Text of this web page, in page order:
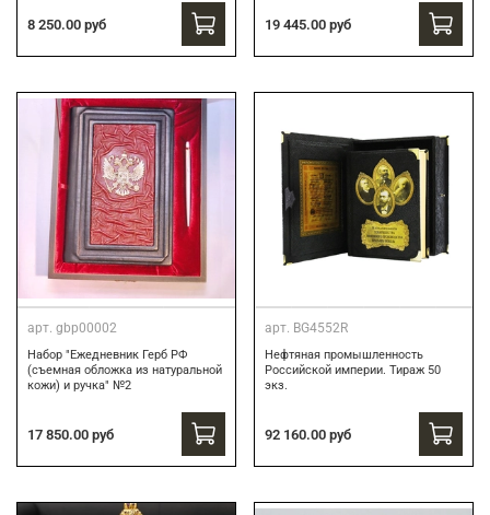
8 250.00 руб 19 445.00 руб
арт. gbp00002
Набор "Ежедневник Герб РФ
(съемная обложка из натуральной
кожи) и ручка" №2
17 850.00 руб
арт. BG4552R
Нефтяная промышленность
Российской империи. Тираж 50
экз.
92 160.00 руб